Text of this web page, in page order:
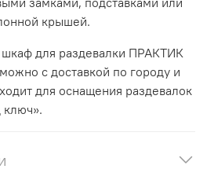
крышей.
шкаф для раздевалки ПРАКТИК
с доставкой по городу и
для оснащения раздевалок
ключ».